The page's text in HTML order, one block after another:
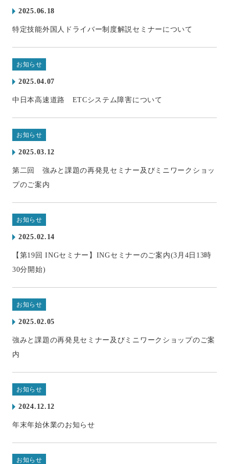
2025.06.18
特定技能外国人ドライバー制度解説セミナーについて
お知らせ
2025.04.07
中日本高速道路 ETCシステム障害について
お知らせ
2025.03.12
第二回 強みと課題の再発見セミナー及びミニワークショッ
プのご案内
お知らせ
2025.02.14
【第19回 INGセミナー】INGセミナーのご案内(3月4日13時
30分開始)
お知らせ
2025.02.05
強みと課題の再発見セミナー及びミニワークショップのご案
内
お知らせ
2024.12.12
年末年始休業のお知らせ
お知らせ